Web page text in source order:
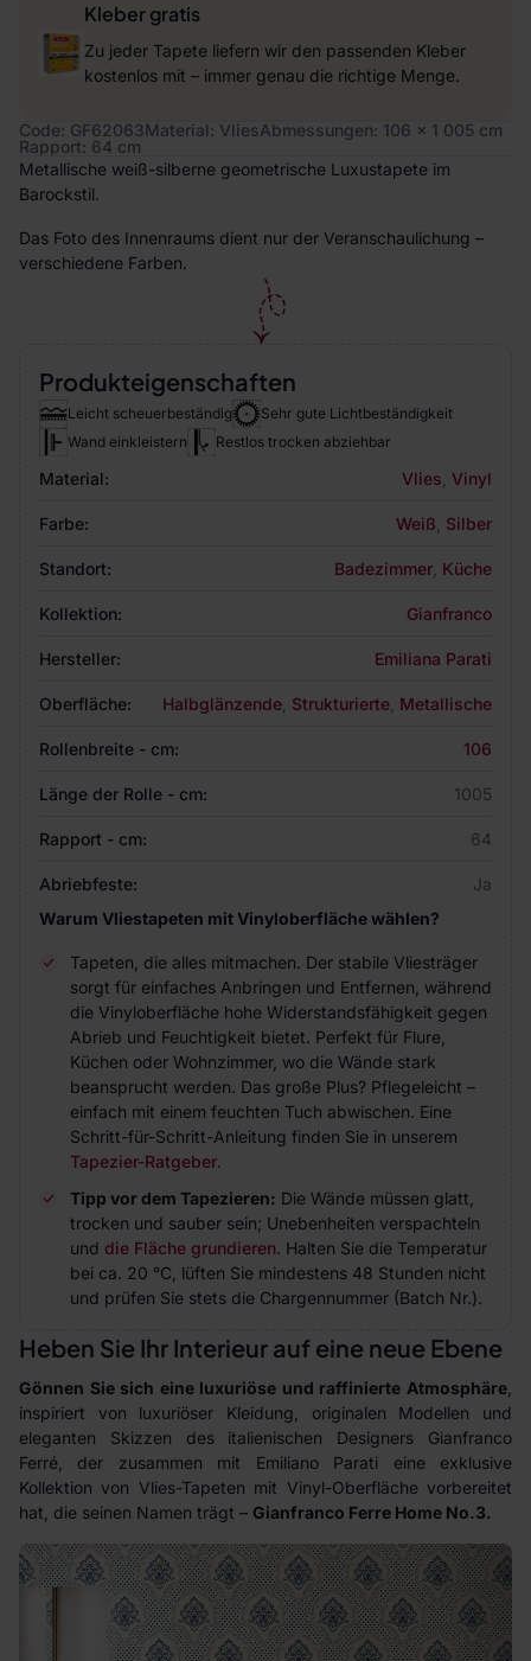
Kleber gratis
Zu jeder Tapete liefern wir den passenden Kleber
kostenlos mit – immer genau die richtige Menge.
Code: GF62063Material: VliesAbmessungen: 106 x 1 005 cm
Rapport: 64 cm
Metallische weiß-silberne geometrische Luxustapete im
Barockstil.
Das Foto des Innenraums dient nur der Veranschaulichung –
verschiedene Farben.
Produkteigenschaften
Leicht scheuerbeständig
Sehr gute Lichtbeständigkeit
Wand einkleistern
Restlos trocken abziehbar
Material: Vlies Vinyl
Farbe: Weiß Silber
Standort: Badezimmer Küche
Kollektion: Gianfranco
Hersteller: Emiliana Parati
Oberfläche: Halbglänzende Strukturierte Metallische
Rollenbreite - cm: 106
Länge der Rolle - cm: 1005
Rapport - cm: 64
Abriebfeste:
Ja
Warum Vliestapeten mit Vinyloberfläche wählen?
Tapeten, die alles mitmachen. Der stabile Vliesträger
sorgt für einfaches Anbringen und Entfernen, während
die Vinyloberfläche hohe Widerstandsfähigkeit gegen
Abrieb und Feuchtigkeit bietet. Perfekt für Flure,
Küchen oder Wohnzimmer, wo die Wände stark
beansprucht werden. Das große Plus? Pflegeleicht –
einfach mit einem feuchten Tuch abwischen. Eine
Schritt-für-Schritt-Anleitung finden Sie in unserem
Tapezier-Ratgeber.
Tipp vor dem Tapezieren: Die Wände müssen glatt,
trocken und sauber sein; Unebenheiten verspachteln
und die Fläche grundieren. Halten Sie die Temperatur
bei ca. 20 °C, lüften Sie mindestens 48 Stunden nicht
und prüfen Sie stets die Chargennummer (Batch Nr.).
Heben Sie Ihr Interieur auf eine neue Ebene
Gönnen Sie sich eine luxuriöse und raffinierte Atmosphäre
inspiriert von luxuriöser Kleidung, originalen Modellen und
eleganten Skizzen des italienischen Designers Gianfranco
Ferré, der zusammen mit Emiliano Parati eine exklusive
Kollektion von Vlies-Tapeten mit Vinyl-Oberfläche vorbereitet
hat, die seinen Namen trägt – Gianfranco Ferre Home No.3.